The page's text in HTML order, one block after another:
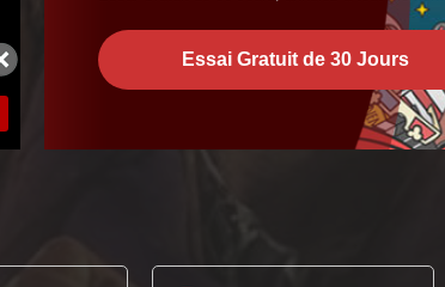
Essai Gratuit de 30 Jours